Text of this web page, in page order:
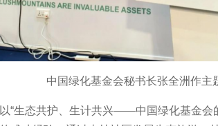
中国绿化基金会秘书长张全洲作主
“生态共护、生计共兴——中国绿化基金会